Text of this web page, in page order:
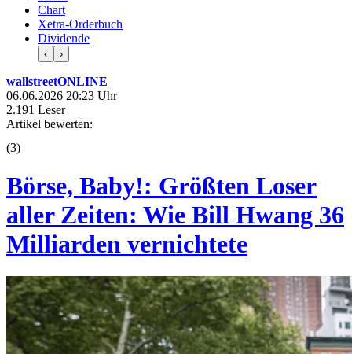
Chart
Xetra-Orderbuch
Dividende
‹ ›
wallstreetONLINE
06.06.2026 20:23 Uhr
2.191 Leser
Artikel bewerten:
(3)
Börse, Baby!: Größten Loser
aller Zeiten: Wie Bill Hwang 36
Milliarden vernichtete